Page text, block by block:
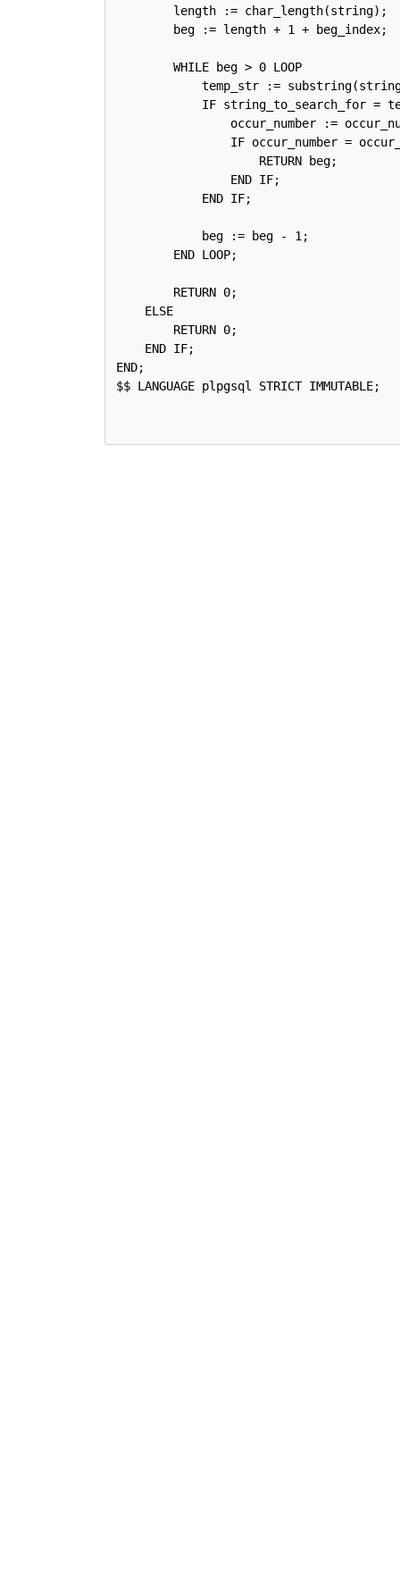
        length := char_length(string);
        beg := length + 1 + beg_index;
        WHILE beg > 0 LOOP
temp_str :=
IF string_to_search_for =
occur_number :=
IF occur_number =
                    RETURN beg;
                END IF;
            END IF;
            beg := beg - 1;
        END LOOP;
        RETURN 0;
    ELSE
        RETURN 0;
    END IF;
END;
$$ LANGUAGE plpgsql STRICT IMMUTABLE;